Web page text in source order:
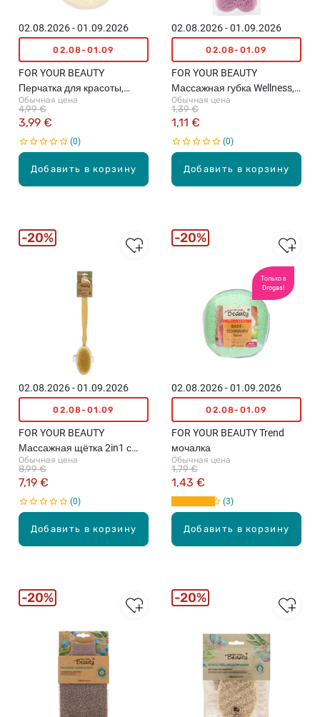
Добавить в корзину
02.08.2026 - 01.09.2026
02.08-01.09
FOR YOUR BEAUTY
Перчатка для красоты,
велнеса и ухода 3in1
Обычная цена
3,99 €
4,99 €
0
Добавить в корзину
02.08.2026 - 01.09.2026
02.08-01.09
FOR YOUR BEAUTY
Массажная губка Wellness,
различные цвета, 1шт.
Обычная цена
1,11 €
1,39 €
0
Добавить в корзину
02.08.2026 - 01.09.2026
02.08-01.09
FOR YOUR BEAUTY
Массажная щётка 2in1 с
бамбуковой ручкой, 1 шт.
Обычная цена
7,19 €
8,99 €
0
20%
Только в
Drogas!
Добавить в корзину
02.08.2026 - 01.09.2026
02.08-01.09
FOR YOUR BEAUTY Trend
мочалка
Обычная цена
1,43 €
1,79 €
3
20%
20% 20%